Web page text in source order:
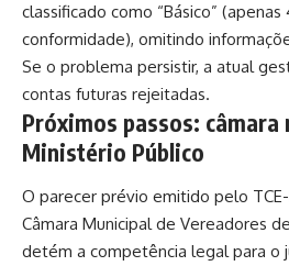
classificado como “Básico”
conformidade), omitindo
Se o problema persistir, a atual
contas futuras rejeitadas.
Próximos passos: câmara
Ministério Público
O parecer prévio emitido pelo TCE-
Câmara Municipal de Vereadores
detém a competência legal para o